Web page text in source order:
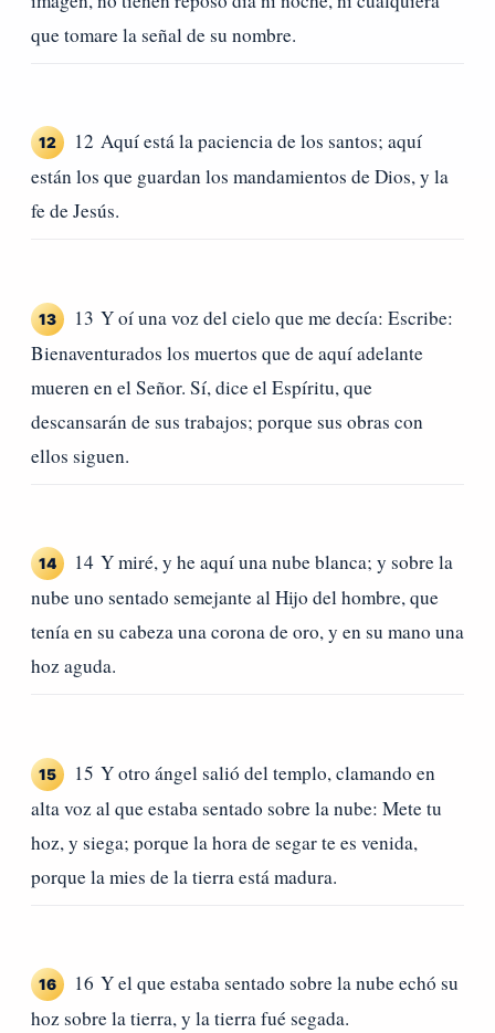
que tomare la señal de su nombre.
12
12 Aquí está la paciencia de los santos; aquí
están los que guardan los mandamientos de Dios, y la
fe de Jesús.
13
13 Y oí una voz del cielo que me decía: Escribe:
Bienaventurados los muertos que de aquí adelante
mueren en el Señor. Sí, dice el Espíritu, que
descansarán de sus trabajos; porque sus obras con
ellos siguen.
14
14 Y miré, y he aquí una nube blanca; y sobre la
nube uno sentado semejante al Hijo del hombre, que
tenía en su cabeza una corona de oro, y en su mano una
hoz aguda.
15
15 Y otro ángel salió del templo, clamando en
alta voz al que estaba sentado sobre la nube: Mete tu
hoz, y siega; porque la hora de segar te es venida,
porque la mies de la tierra está madura.
16
16 Y el que estaba sentado sobre la nube echó su
hoz sobre la tierra, y la tierra fué segada.